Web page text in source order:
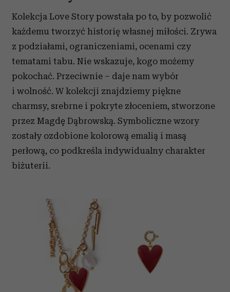
Kolekcja Love Story powstała po to, by pozwolić
każdemu tworzyć historię własnej miłości. Zrywa
z podziałami, ograniczeniami, ocenami czy
tematami tabu. Nie wskazuje, kogo możemy
pokochać. Przeciwnie – daje nam wybór
i wolność. W kolekcji znajdziemy piękne
charmsy, srebrne i pokryte złoceniem, stworzone
przez Magdę Dąbrowską. Symboliczne wzory
zostały ozdobione kolorową emalią i masą
perłową, co podkreśla indywidualny charakter
biżuterii.